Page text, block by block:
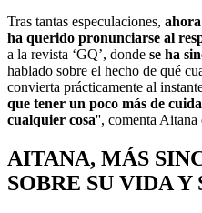
Tras tantas especulaciones,
ha querido pronunciarse al
a la revista ‘GQ’, donde se ha
hablado sobre el hecho de qué
convierta prácticamente al
que tener un poco más de
cualquier cosa'', comenta Aitana
AITANA, MÁS
SOBRE SU VIDA Y